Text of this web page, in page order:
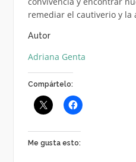
remediar el cautiverio y la
Autor
Adriana Genta
Compártelo:
Me gusta esto: